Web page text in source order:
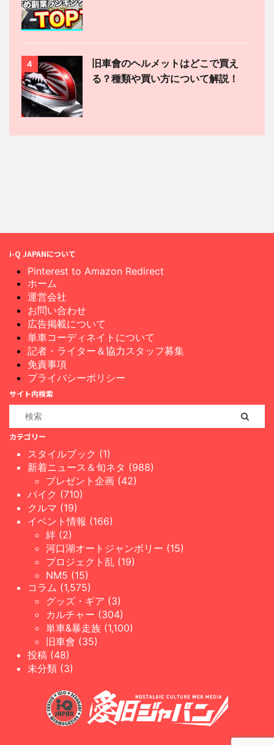
4
旧車會のヘルメットはどこで買え
る？種類や買い方について解説！
i-Q JAPANについて
Pinterest to Amazon Redirect
ホーム
運営会社
お問い合わせ
広告掲載について
単車コーディネイトについて
記者・ライター＆協力スタッフ募集
免責事項
プライバシーポリシー
サイト内検索
カテゴリー
スタイルブック (1)
新着ニュース＆旬ネタ (988)
プレゼント企画 (42)
バイク (710)
クルマ (19)
イベント情報 (166)
絆 (2)
河口湖オートジャンボリー (15)
プロジェクト乱 (19)
NM5 (15)
コラム (1,575)
グッズ・ギア (3)
カルチャー (304)
単車&暴走族 (1,100)
旧車會 (35)
投稿 (48)
未分類 (3)